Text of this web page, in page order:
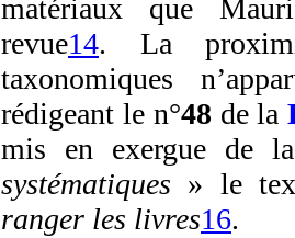
matériaux que
revue14. La
taxonomiques
rédigeant le n°48 de la
mis en exergue de
systématiques » le
ranger les livres16.